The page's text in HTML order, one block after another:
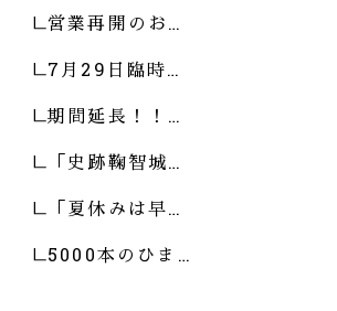
営業再開のお…
7月29日臨時…
期間延長！！…
「史跡鞠智城…
「夏休みは早…
5000本のひま…